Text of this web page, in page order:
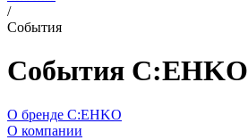
/
События
События C:EHKO
О бренде C:EHKO
О компании